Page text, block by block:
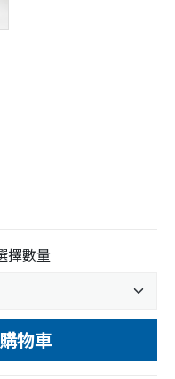
擇數量
物車